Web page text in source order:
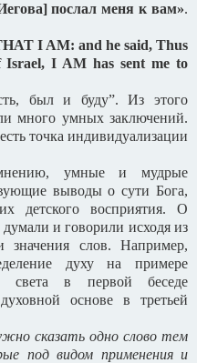
послал меня к вам».
I AM: and he said, Thus
I AM has sent me to
был и буду”. Из этого
много умных заключений.
точка индивидуализации
умные и мудрые
выводы о сути Бога,
детского восприятия. О
и говорили исходя из
значения слов. Например,
духу на примере
света в первой беседе
основе в третьей
сказать одно слово тем
под видом применения и